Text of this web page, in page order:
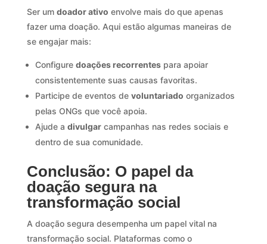
Ser um doador ativo envolve mais do que apenas
fazer uma doação. Aqui estão algumas maneiras de
se engajar mais:
Configure doações recorrentespara apoiar
consistentemente suas causas favoritas.
Participe de eventos de voluntariado organizados
pelas ONGs que você apoia.
Ajude a divulgarcampanhas nas redes sociais e
dentro de sua comunidade.
Conclusão: O papel da
doação segura na
transformação social
A doação segura desempenha um papel vital na
transformação social. Plataformas como o